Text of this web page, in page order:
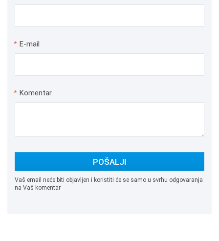
* E-mail
* Komentar
POŠALJI
Vaš email neće biti objavljen i koristiti će se samo u svrhu odgovaranja
na Vaš komentar